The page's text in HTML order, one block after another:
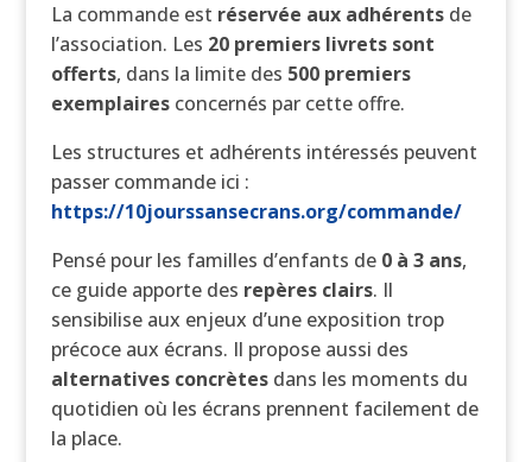
La commande est réservée aux adhérentsde
l’association. Les 20 premiers livrets sont
offerts, dans la limite des 500 premiers
exemplairesconcernés par cette offre.
Les structures et adhérents intéressés peuvent
passer commande ici :
https://10jourssansecrans.org/commande/
Pensé pour les familles d’enfants de 0 à 3 ans,
ce guide apporte des repères clairs. Il
sensibilise aux enjeux d’une exposition trop
précoce aux écrans. Il propose aussi des
alternatives concrètesdans les moments du
quotidien où les écrans prennent facilement de
la place.